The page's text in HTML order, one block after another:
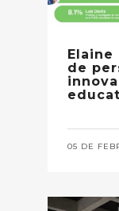
de
05 DE